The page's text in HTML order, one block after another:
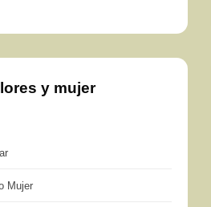
y mujer
Mujer